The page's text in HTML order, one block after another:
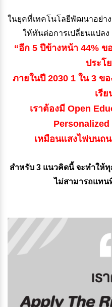
ในยุคที่เทคโนโลยีพัฒนาอย่า
ให้ทันต่อการเปลี่ยนแปล
“อีก 5 ปีข้างหน้า 44%
ประโ
ภายในปี 2030 1 ใน 3 ข
เรี
เราต้องมี Open
เหมือนแสงไฟบนถ
สำหรับ 3 แนวคิดนี้ จะทำให้ทุ
ไม่สามารถแทน